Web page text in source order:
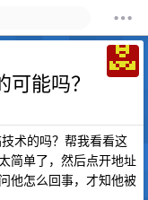
能吗？
术的吗？帮我看看这
简单了，然后点开地址
他怎么回事，才知他被